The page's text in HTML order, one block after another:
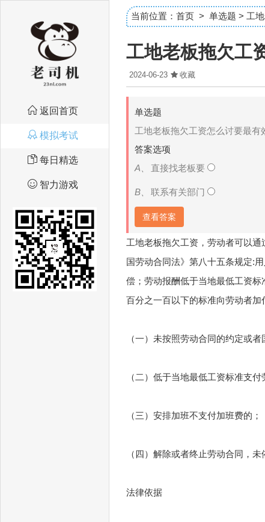
返回首页
模拟考试
每日精选
智力游戏
当前位置： 首页 > 单选题 > 工
工地老板拖欠工
2024-06-23 收藏
单选题
工地老板拖欠工资怎么讨要最有
答案选项
A、
直接找老板要
B、 联系有关部门
查看答案
工地老板拖欠工资，劳动者可以
国劳动合同法》第八十五条规定:
偿；劳动报酬低于当地最低工资
百分之一百以下的标准向劳动者加
（一）未按照劳动合同的约定或
（二）低于当地最低工资标准支付
（三）安排加班不支付加班费的；
（四）解除或者终止劳动合同，
法律依据